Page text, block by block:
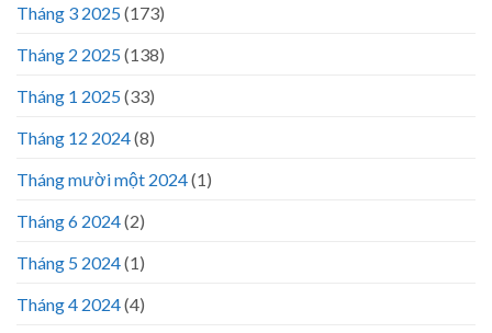
Tháng 3 2025(173)
Tháng 2 2025(138)
Tháng 1 2025(33)
Tháng 12 2024(8)
Tháng mười một 2024(1)
Tháng 6 2024(2)
Tháng 5 2024(1)
Tháng 4 2024(4)